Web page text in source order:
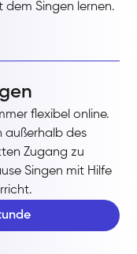
Singen lernen.
flexibel online.
außerhalb des
Zugang zu
Singen mit Hilfe